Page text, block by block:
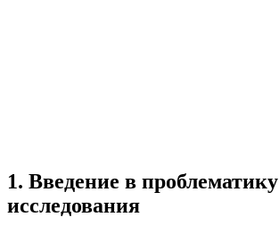
1. Введение в проблематику
исследования